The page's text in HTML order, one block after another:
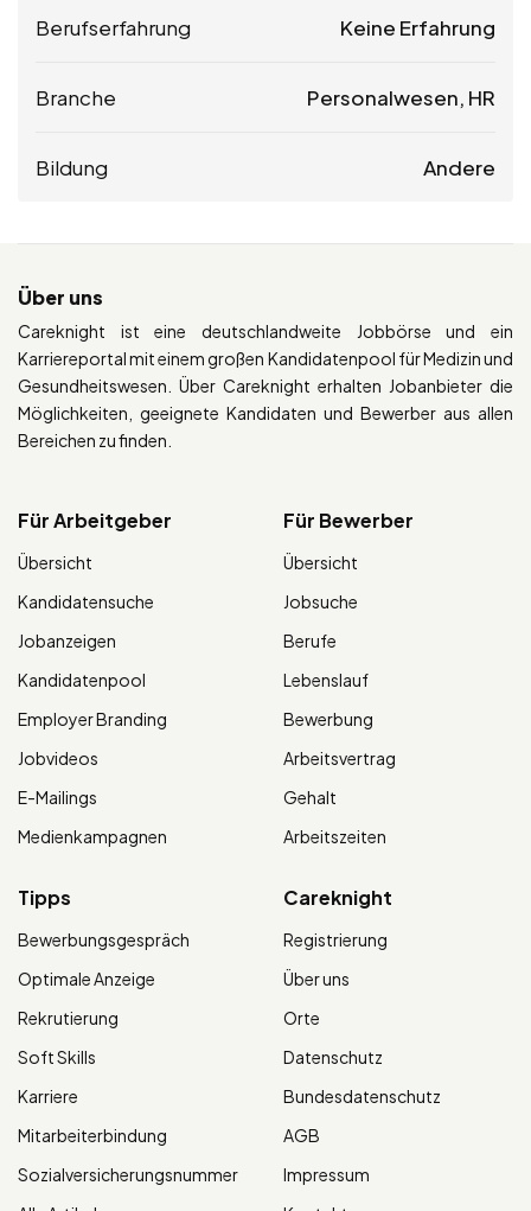
Berufserfahrung Keine Erfahrung
Branche Personalwesen, HR
Bildung Andere
Über uns
Careknight ist eine deutschlandweite Jobbörse und ein
Karriereportal mit einem großen Kandidatenpool für Medizin und
Gesundheitswesen. Über Careknight erhalten Jobanbieter die
Möglichkeiten, geeignete Kandidaten und Bewerber aus allen
Bereichen zu finden.
Für Arbeitgeber
Übersicht
Kandidatensuche
Jobanzeigen
Kandidatenpool
Employer Branding
Jobvideos
E-Mailings
Medienkampagnen
Für Bewerber
Übersicht
Jobsuche
Berufe
Lebenslauf
Bewerbung
Arbeitsvertrag
Gehalt
Arbeitszeiten
Tipps
Bewerbungsgespräch
Optimale Anzeige
Rekrutierung
Soft Skills
Karriere
Mitarbeiterbindung
Sozialversicherungsnummer
Careknight
Registrierung
Über uns
Orte
Datenschutz
Bundesdatenschutz
AGB
Impressum